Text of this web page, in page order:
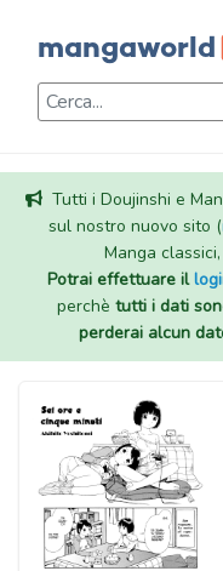
Tutti i Doujinshi e
sul nostro nuovo sito (
Manga
Potrai effettuare il
perchè tutti i dati
perderai alcun